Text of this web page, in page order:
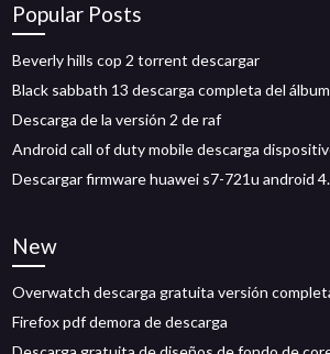
Popular Posts
Beverly hills cop 2 torrent descargar
Black sabbath 13 descarga completa del álbum
Descarga de la versión 2 de raf
Android call of duty mobile descarga
Descargar firmware huawei s7-721u android
New
Overwatch descarga gratuita versión
Firefox pdf demora de descarga